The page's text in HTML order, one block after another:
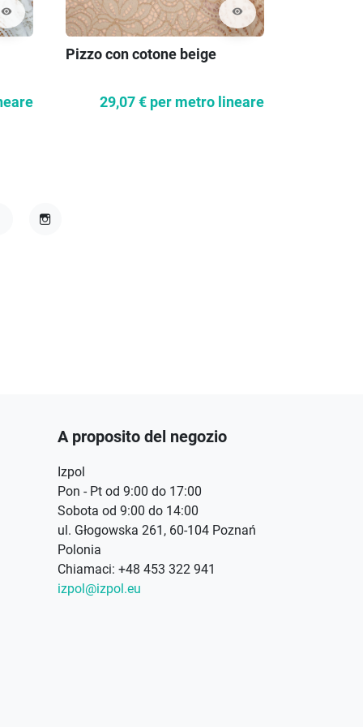
visibility visibility
Pizzo con cotone beige
29,07 € per metro lineare
A proposito del negozio
Izpol
Pon - Pt od 9:00 do 17:00
Sobota od 9:00 do 14:00
ul. Głogowska 261, 60-104 Poznań
Polonia
Chiamaci: +48 453 322 941
izpol@izpol.eu